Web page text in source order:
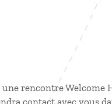
rencontre Welcome
contact avec vous